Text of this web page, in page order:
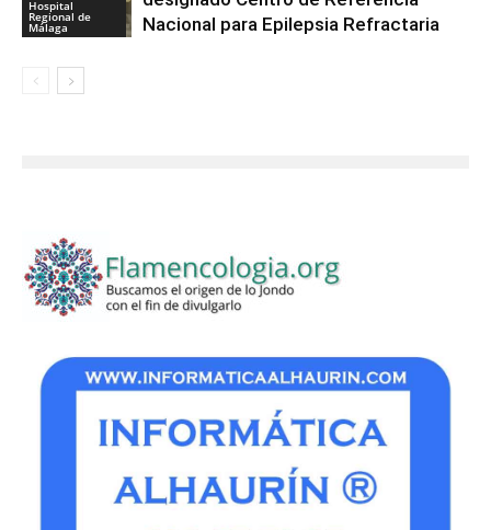
Hospital
Regional de
Málaga
Nacional para Epilepsia Refractaria